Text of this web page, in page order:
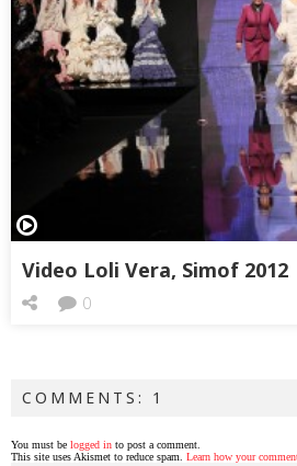
Video Loli Vera, Simof 2012
0
COMMENTS: 1
You must be logged in to post a comment.
This site uses Akismet to reduce spam. Learn how your